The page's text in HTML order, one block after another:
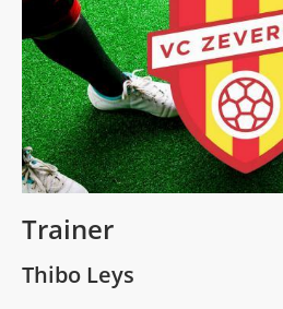
Trainer
Thibo Leys